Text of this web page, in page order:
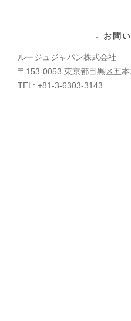
お問
ルージュジャパン株式会社
〒153-0053 東京都目黒区五
TEL: +81-3-6303-3143